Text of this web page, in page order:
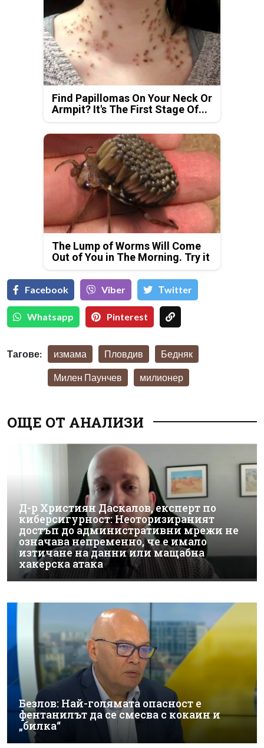
Find Papillomas On Your Neck Or
Armpit? It's The First Stage Of...
The Lump of Worms Will Come
Out of You in The Morning. Try it
Facebook Viber Тwitter
Whatsapp Pinterest
Тагове: измама Пловдив Бедняк
Милен Паунчев милионер
ОЩЕ ОТ АНАЛИЗИ
Д-р Християн Даскалов, експерт по
киберсигурност: Неоторизираният
достъп до административни мрежи не
означава непременно, че е имало
изтичане на данни или мащабна
хакерска атака
Безлов: Най-голямата опасност е
фентанилът да се смесва с кокаин и
„билка“